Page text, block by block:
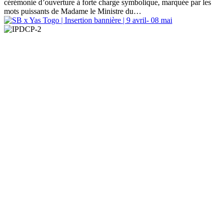
cérémonie d’ouverture à forte charge symbolique, marquée par les
mots puissants de Madame le Ministre du…